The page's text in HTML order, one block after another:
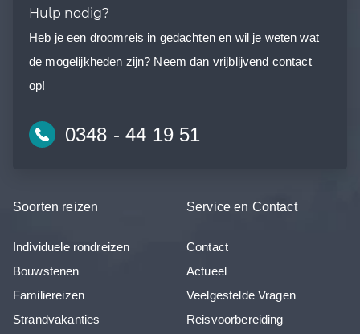
Hulp nodig?
Heb je een droomreis in gedachten en wil je weten wat
de mogelijkheden zijn? Neem dan vrijblijvend contact
op!
0348 - 44 19 51
Soorten reizen
Individuele rondreizen
Bouwstenen
Familiereizen
Strandvakanties
Service en Contact
Contact
Actueel
Veelgestelde Vragen
Reisvoorbereiding